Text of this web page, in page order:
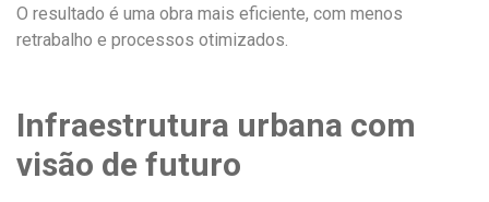
O resultado é uma obra mais eficiente, com menos
retrabalho e processos otimizados.
Infraestrutura urbana com
visão de futuro